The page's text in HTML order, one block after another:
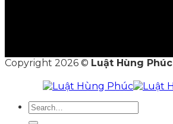
Copyright 2026 © Luật Hùng Phúc